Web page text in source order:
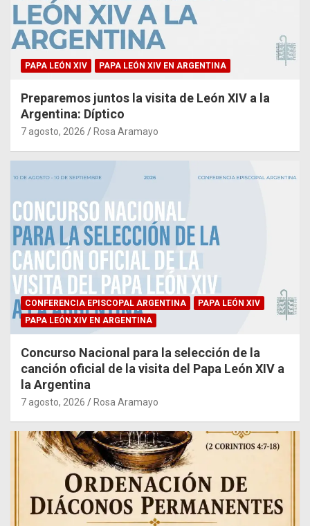
PAPA LEÓN XIV PAPA LEÓN XIV EN ARGENTINA
Preparemos juntos la visita de León XIV a la
Argentina: Díptico
7 agosto, 2026 Rosa Aramayo
CONFERENCIA EPISCOPAL ARGENTINA
PAPA LEÓN XIV
PAPA LEÓN XIV EN ARGENTINA
Concurso Nacional para la selección de la
canción oficial de la visita del Papa León XIV a
la Argentina
7 agosto, 2026 Rosa Aramayo